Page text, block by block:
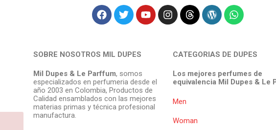
SOBRE NOSOTROS MIL DUPES
Mil Dupes & Le Parffum, somos
especializados en perfumeria desde el
año 2003 en Colombia, Productos de
Calidad ensamblados con las mejores
materias primas y técnica profesional
manufactura.
CATEGORIAS DE DUPES
Los mejores perfumes de
equivalencia Mil Dupes & Le
Men
Woman